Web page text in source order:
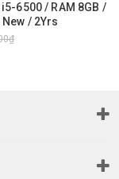
6500 / RAM 8GB /
New / 2Yrs